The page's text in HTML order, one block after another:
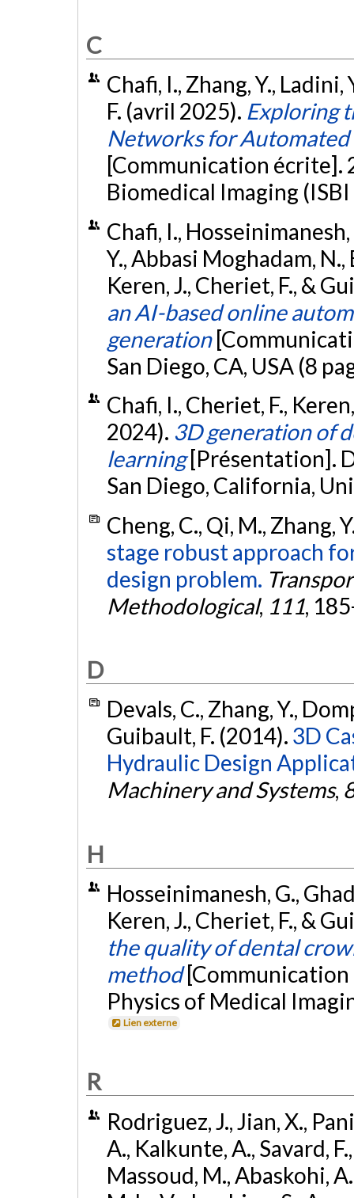
C
Chafi, I., Zhang, Y.,
F. (avril 2025). Exploring
Networks for
[Communication écrite].
Biomedical Imaging
Chafi, I.,
Y., Abbasi Moghadam, N.,
Keren, J., Cheriet, F., &
an AI-based online
generation
San Diego, CA, USA (8
Chafi, I., Cheriet, F.,
2024). 3D generation of
learning [Présentation].
San Diego, California,
Cheng, C., Qi, M., Zhang,
stage robust approach
design problem.
Methodological, 111,
D
Devals, C., Zhang, Y.,
Guibault, F. (2014). 3D
Hydraulic Design
Machinery and Systems,
H
Hosseinimanesh, G.,
Keren, J., Cheriet, F., &
the quality of dental
method
Physics of Medical
Lien externe
R
Rodriguez, J., Jian, X.,
A., Kalkunte, A., Savard,
Massoud, M., Abaskohi,